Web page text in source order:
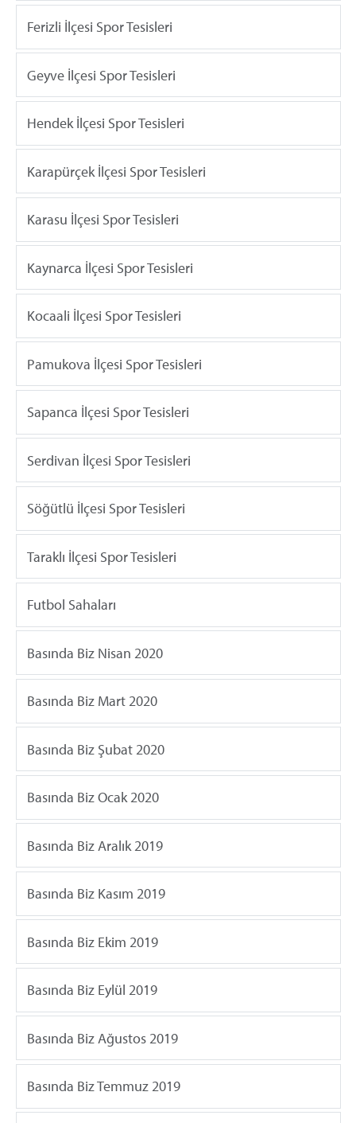
Ferizli İlçesi Spor Tesisleri
Geyve İlçesi Spor Tesisleri
Hendek İlçesi Spor Tesisleri
Karapürçek İlçesi Spor Tesisleri
Karasu İlçesi Spor Tesisleri
Kaynarca İlçesi Spor Tesisleri
Kocaali İlçesi Spor Tesisleri
Pamukova İlçesi Spor Tesisleri
Sapanca İlçesi Spor Tesisleri
Serdivan İlçesi Spor Tesisleri
Söğütlü İlçesi Spor Tesisleri
Taraklı İlçesi Spor Tesisleri
Futbol Sahaları
Basında Biz Nisan 2020
Basında Biz Mart 2020
Basında Biz Şubat 2020
Basında Biz Ocak 2020
Basında Biz Aralık 2019
Basında Biz Kasım 2019
Basında Biz Ekim 2019
Basında Biz Eylül 2019
Basında Biz Ağustos 2019
Basında Biz Temmuz 2019